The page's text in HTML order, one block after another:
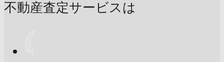
不動産査定サービスは